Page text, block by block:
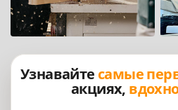
Узнавайте самые
акциях,